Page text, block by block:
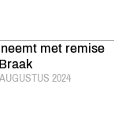
met remise
2024